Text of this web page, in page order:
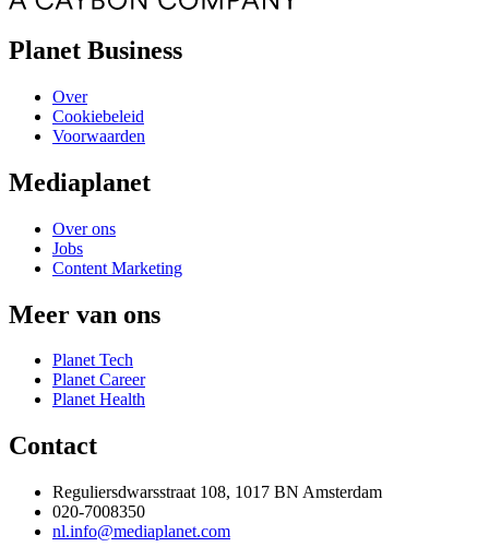
Planet Business
Over
Cookiebeleid
Voorwaarden
Mediaplanet
Over ons
Jobs
Content Marketing
Meer van ons
Planet Tech
Planet Career
Planet Health
Contact
Reguliersdwarsstraat 108, 1017 BN Amsterdam
020-7008350
nl.info@mediaplanet.com